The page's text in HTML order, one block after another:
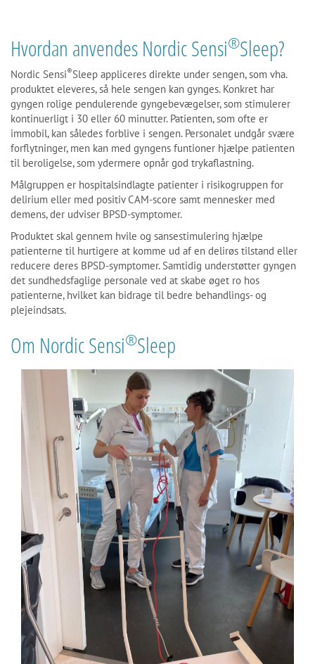
Hvordan anvendes Nordic Sensi®Sleep?
Nordic Sensi®Sleep appliceres direkte under sengen, som vha.
produktet eleveres, så hele sengen kan gynges. Konkret har
gyngen rolige pendulerende gyngebevægelser, som stimulerer
kontinuerligt i 30 eller 60 minutter. Patienten, som ofte er
immobil, kan således forblive i sengen. Personalet undgår svære
forflytninger, men kan med gyngens funtioner hjælpe patienten
til beroligelse, som ydermere opnår god trykaflastning.
Målgruppen er hospitalsindlagte patienter i risikogruppen for
delirium eller med positiv CAM-score samt mennesker med
demens, der udviser BPSD-symptomer.
Produktet skal gennem hvile og sansestimulering hjælpe
patienterne til hurtigere at komme ud af en delirøs tilstand eller
reducere deres BPSD-symptomer. Samtidig understøtter gyngen
det sundhedsfaglige personale ved at skabe øget ro hos
patienterne, hvilket kan bidrage til bedre behandlings- og
plejeindsats.
Om Nordic Sensi®Sleep